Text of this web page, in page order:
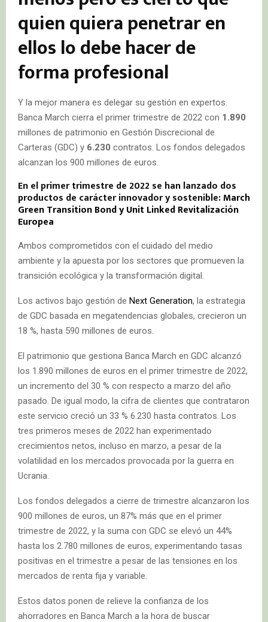
quien quiera penetrar en
ellos lo debe hacer de
forma profesional
Y la mejor manera es delegar su gestión en expertos.
Banca March cierra el primer trimestre de 2022 con 1.890
millones de patrimonio en Gestión Discrecional de
Carteras (GDC) y 6.230 contratos. Los fondos delegados
alcanzan los 900 millones de euros.
En el primer trimestre de 2022 se han lanzado dos
productos de carácter innovador y sostenible:March
Green Transition Bond y Unit Linked Revitalización
Europea
Ambos comprometidos con el cuidado del medio
ambiente y la apuesta por los sectores que promueven la
transición ecológica y la transformación digital.
Los activos bajo gestión de Next Generation, la estrategia
de GDC basada en megatendencias globales, crecieron un
18 %, hasta 590 millones de euros.
El patrimonio que gestiona Banca March en GDC alcanzó
los 1.890 millones de euros en el primer trimestre de 2022,
un incremento del 30 % con respecto a marzo del año
pasado. De igual modo, la cifra de clientes que contrataron
este servicio creció un 33 % 6.230 hasta contratos. Los
tres primeros meses de 2022 han experimentado
crecimientos netos, incluso en marzo, a pesar de la
volatilidad en los mercados provocada por la guerra en
Ucrania.
Los fondos delegados a cierre de trimestre alcanzaron los
900 millones de euros, un 87% más que en el primer
trimestre de 2022, y la suma con GDC se elevó un 44%
hasta los 2.780 millones de euros, experimentando tasas
positivas en el trimestre a pesar de las tensiones en los
mercados de renta fija y variable.
Estos datos ponen de relieve la confianza de los
ahorradores en Banca March a la hora de buscar